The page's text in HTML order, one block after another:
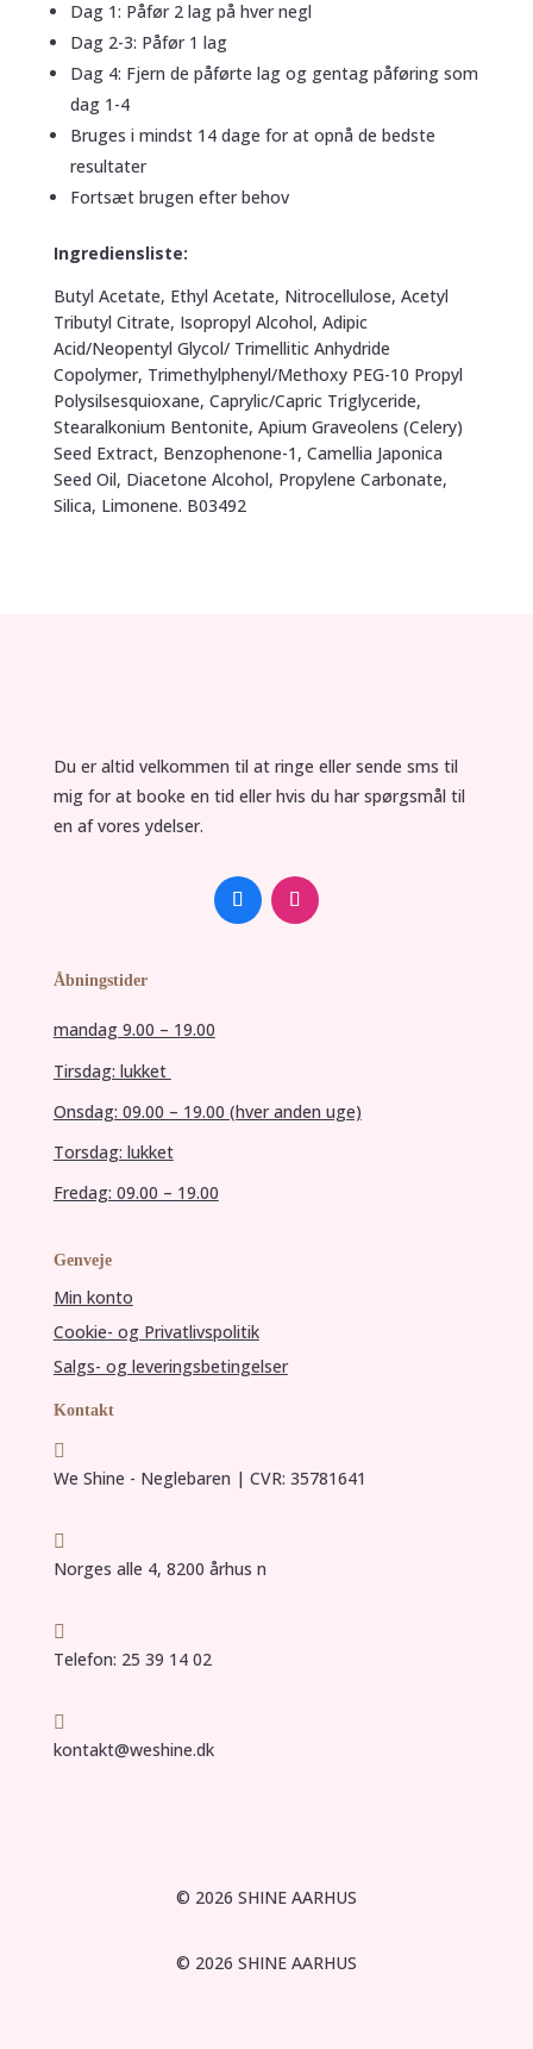
Dag 1: Påfør 2 lag på hver negl
Dag 2-3: Påfør 1 lag
Dag 4: Fjern de påførte lag og gentag påføring som
dag 1-4
Bruges i mindst 14 dage for at opnå de bedste
resultater
Fortsæt brugen efter behov
Ingrediensliste:
Butyl Acetate, Ethyl Acetate, Nitrocellulose, Acetyl
Tributyl Citrate, Isopropyl Alcohol, Adipic
Acid/Neopentyl Glycol/ Trimellitic Anhydride
Copolymer, Trimethylphenyl/Methoxy PEG-10 Propyl
Polysilsesquioxane, Caprylic/Capric Triglyceride,
Stearalkonium Bentonite, Apium Graveolens (Celery)
Seed Extract, Benzophenone-1, Camellia Japonica
Seed Oil, Diacetone Alcohol, Propylene Carbonate,
Silica, Limonene. B03492
Du er altid velkommen til at ringe eller sende sms til
mig for at booke en tid eller hvis du har spørgsmål til
en af vores ydelser.
Åbningstider
mandag 9.00 – 19.00
Tirsdag: lukket
Onsdag: 09.00 – 19.00 (hver anden uge)
Torsdag: lukket
Fredag: 09.00 – 19.00
Genveje
Min konto
Cookie- og Privatlivspolitik
Salgs- og leveringsbetingelser
Kontakt

We Shine - Neglebaren | CVR: 35781641

Norges alle 4, 8200 århus n

Telefon: 25 39 14 02

kontakt@weshine.dk
© 2026 SHINE AARHUS
© 2026 SHINE AARHUS